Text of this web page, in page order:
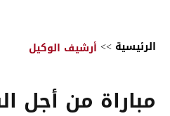
الرئيسية >> أرشيف الوكيل
مباراة من أجل